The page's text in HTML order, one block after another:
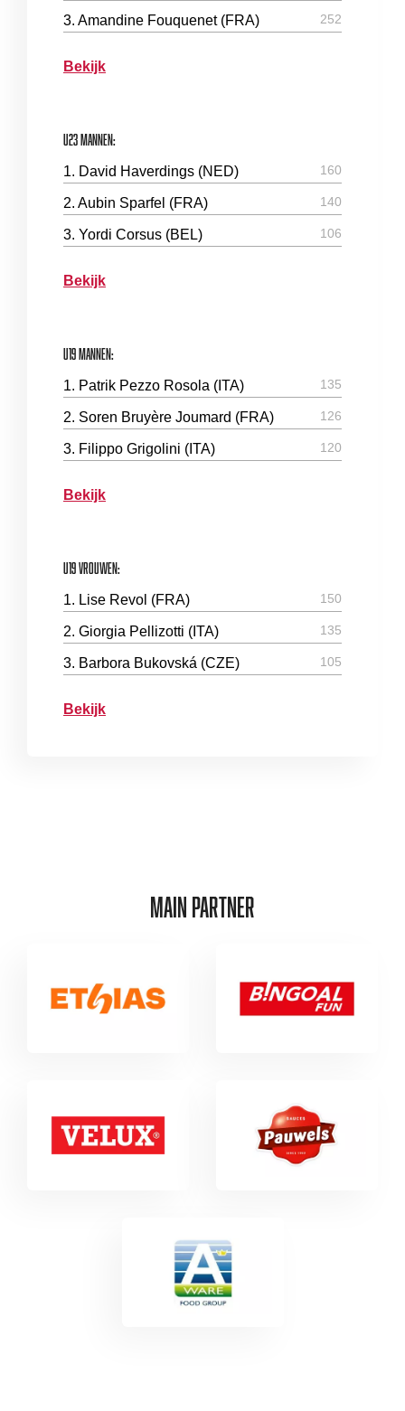
3. Amandine Fouquenet (FRA) 252
Bekijk
U23 Mannen:
1. David Haverdings (NED) 160
2. Aubin Sparfel (FRA) 140
3. Yordi Corsus (BEL) 106
Bekijk
U19 Mannen:
1. Patrik Pezzo Rosola (ITA) 135
2. Soren Bruyère Joumard (FRA) 126
3. Filippo Grigolini (ITA) 120
Bekijk
U19 Vrouwen:
1. Lise Revol (FRA) 150
2. Giorgia Pellizotti (ITA) 135
3. Barbora Bukovská (CZE) 105
Bekijk
MAIN PARTNER